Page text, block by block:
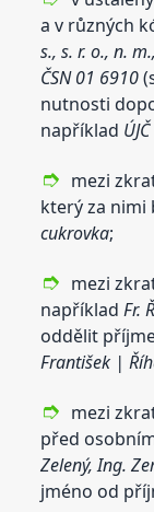
a v různých
s., s. r. o., n.
ČSN 01 6910
nutnosti
například
mezi
který za
cukrovka;
mezi
napříkladFr.
oddělit
František |
mezi
před
Zelený, Ing.
jméno od